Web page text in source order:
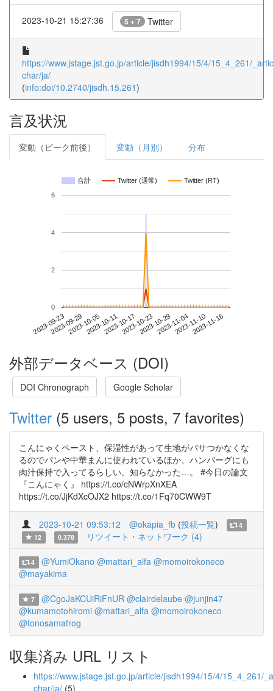
2023-10-21 15:27:36 5 + 7 Twitter
https://www.jstage.jst.go.jp/article/jisdh1994/15/4/15_4_261/
char/ja/
(info:doi/10.2740/jisdh.15.261)
言及状況
変動（ピーク前後） 変動（月別） 分布
合計 Twitter (通常) Twitter (RT)
2023-09-232023-09-292023-10-052023-10-112023-10-172023-10-232023-10-292023-11-042023-11-102023-11-16
0
2
4
6
外部データベース (DOI)
DOI Chronograph Google Scholar
Twitter (5 users, 5 posts, 7 favorites)
こんにゃくペースト、保湿性があって生地がパサつかなくな
るのでパンや中華まんに使われているほか、ハンバーグにも
肉汁保持で入ってるらしい。知らなかった…。 #今日の論文
『こんにゃく』 https://t.co/cNWrpXnXEA
https://t.co/JjKdXcOJX2 https://t.co/1Fq70CWW9T
2023-10-21 09:53:12 @okapia_fb (投稿一覧)
4
12
0.378 リツイート・ネットワーク (4)
4 @YumiOkano @mattari_alfa @momoirokoneco
@mayakima
7 @CgoJaKCUiRiFnUR @clairdelaube @junjin47
@kumamotohiromi @mattari_alfa @momoirokoneco
@tonosamafrog
収集済み URL リスト
https://www.jstage.jst.go.jp/article/jisdh1994/15/4/15_4_261/
char/ja/ (5)